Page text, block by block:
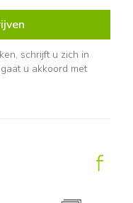
schrijft u zich in
u akkoord met